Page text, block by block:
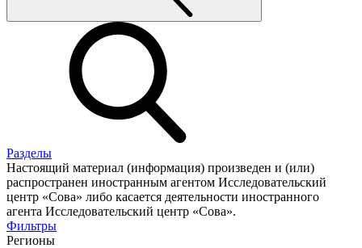
Разделы
Настоящий материал (информация) произведен и (или)
распространен иностранным агентом Исследовательский
центр «Сова» либо касается деятельности иностранного
агента Исследовательский центр «Сова».
Фильтры
Регионы